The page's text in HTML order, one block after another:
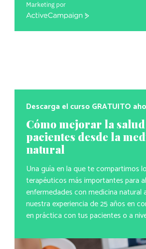
Marketing por
ActiveCampaign
Descarga el curso GRATUITO
Cómo mejorar la
pacientes desde la
natural
Una guía en la que te compartimos
terapéuticos más importantes para
enfermedades con medicina natural
nuestra experiencia de 25 años en
en práctica con tus pacientes o a